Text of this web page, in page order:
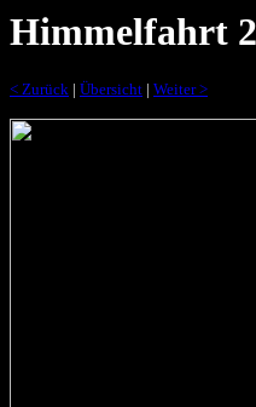
Himmelfahrt
< Zurück | Übersicht | Weiter >